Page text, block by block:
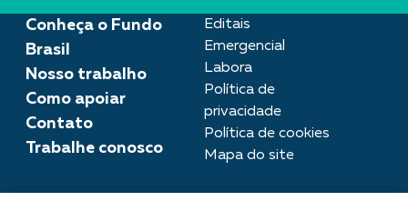
Conheça o Fundo
Brasil
Nosso trabalho
Como apoiar
Contato
Trabalhe conosco
Editais
Emergencial
Labora
Política de
privacidade
Política de cookies
Mapa do site